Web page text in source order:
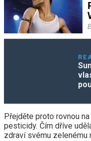
Přejděte proto rovnou
pesticidy. Čím dříve
zdraví svému zelenému